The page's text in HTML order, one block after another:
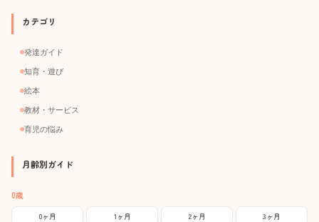
カテゴリ
発達ガイド
知育・遊び
絵本
教材・サービス
育児の悩み
月齢別ガイド
0歳
0ヶ月 1ヶ月 2ヶ月 3ヶ月